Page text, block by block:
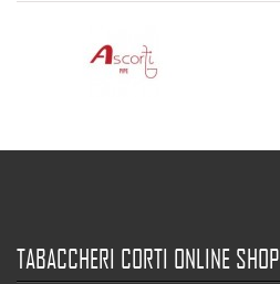
TABACCHERI CORTI ONLINE SHOP